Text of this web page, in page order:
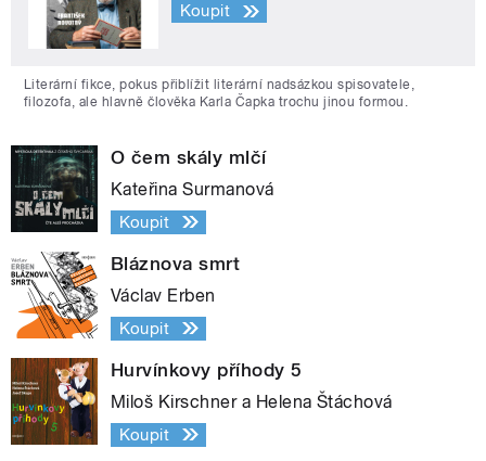
Koupit
Literární fikce, pokus přiblížit literární nadsázkou spisovatele,
filozofa, ale hlavně člověka Karla Čapka trochu jinou formou.
O čem skály mlčí
Kateřina Surmanová
Koupit
Bláznova smrt
Václav Erben
Koupit
Hurvínkovy příhody 5
Miloš Kirschner a Helena Štáchová
Koupit